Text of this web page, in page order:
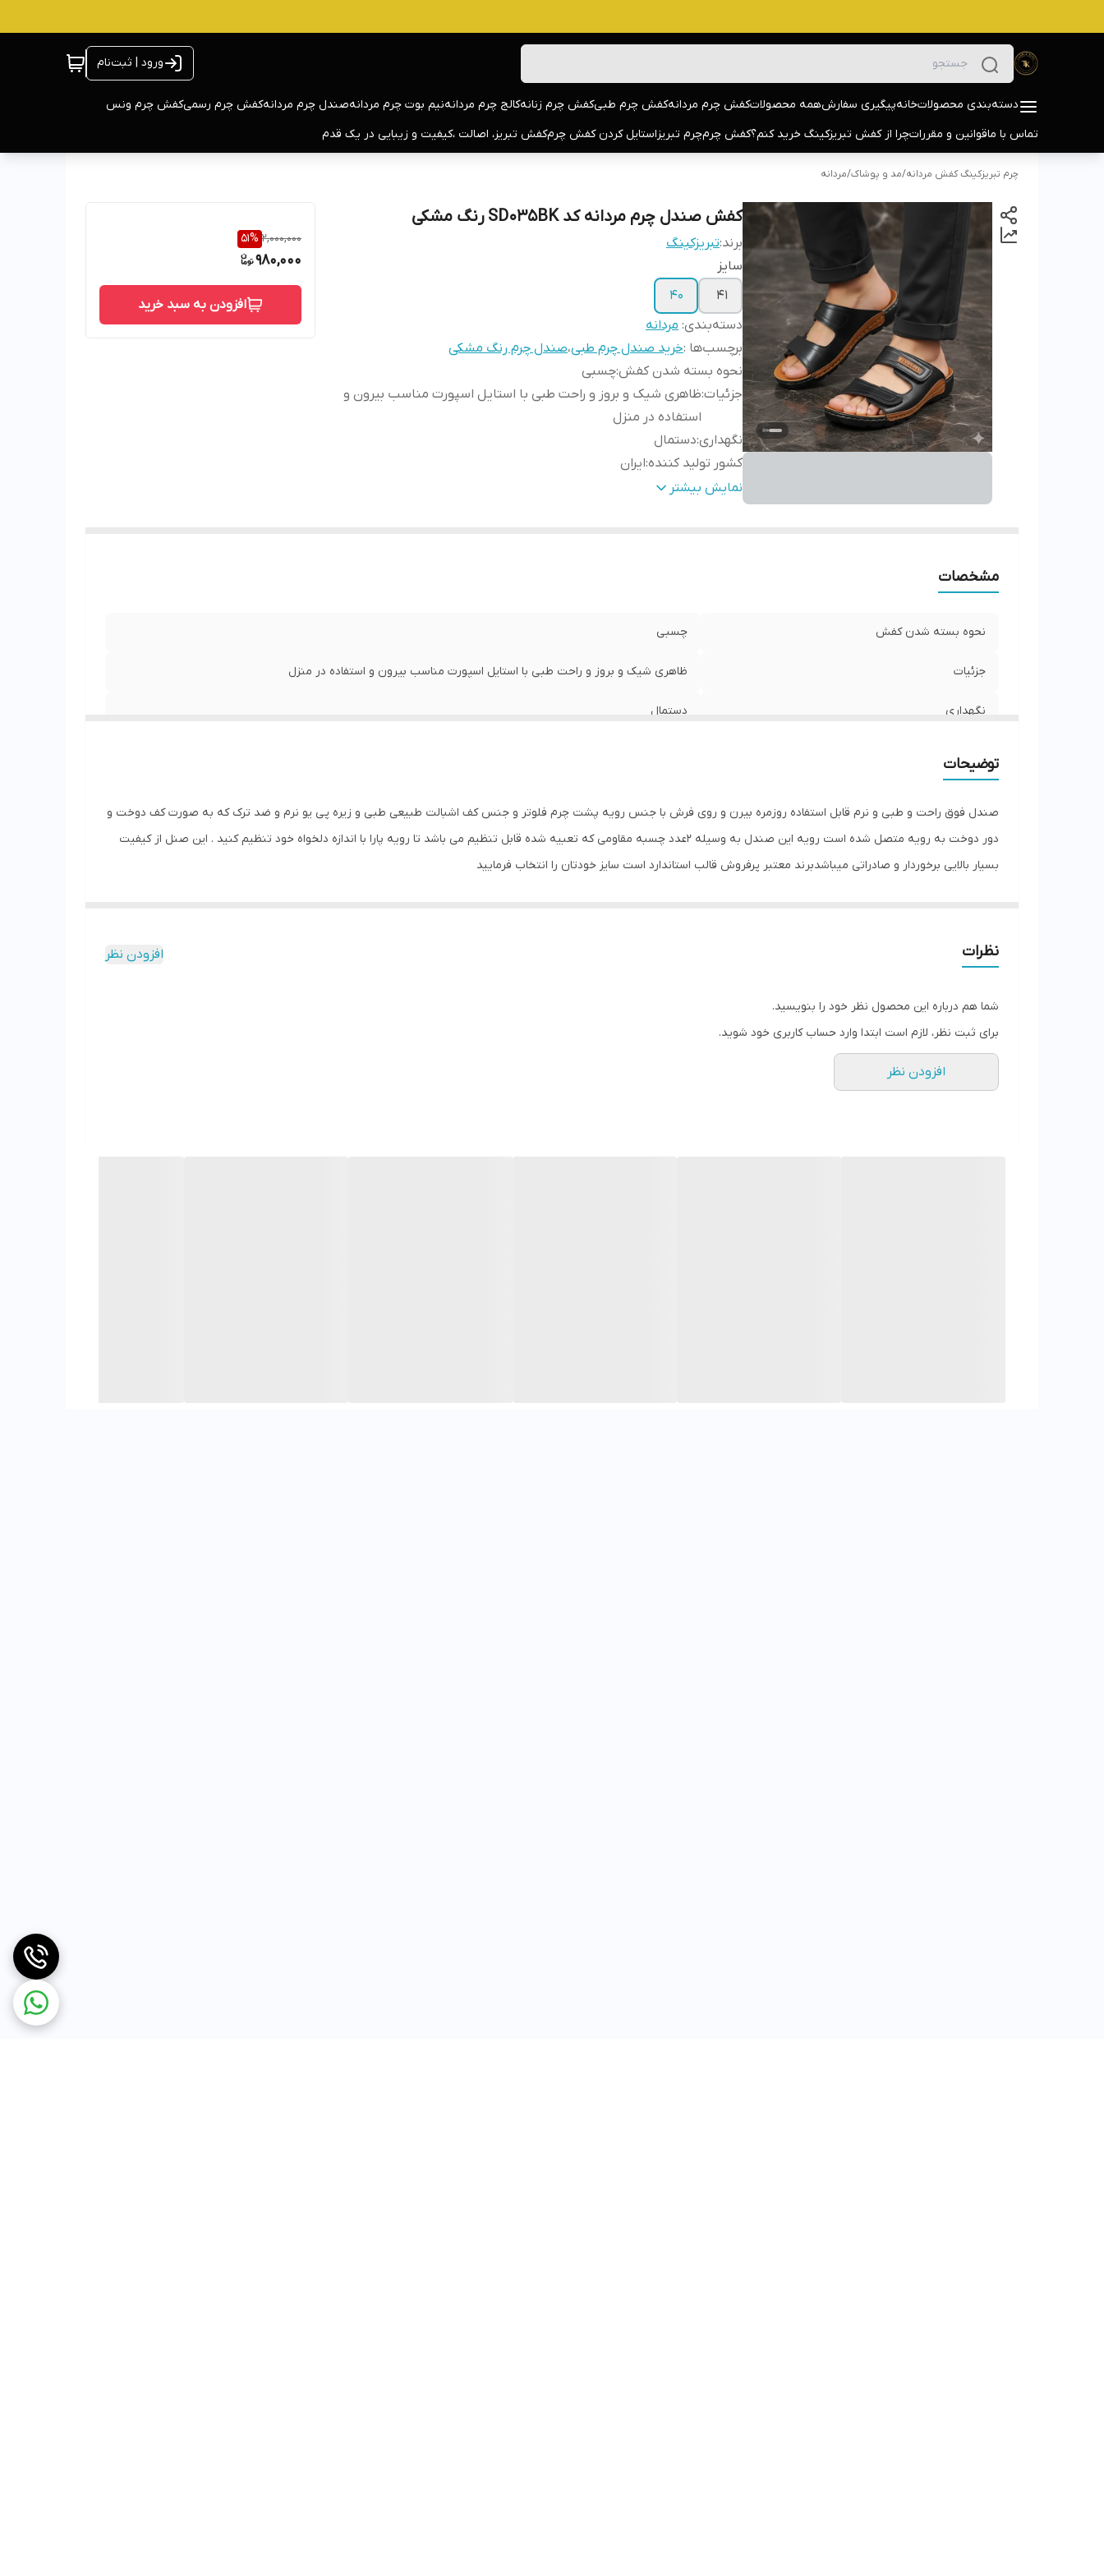
ورود | ثبت‌نام
دسته‌بندی محصولاتخانهپیگیری سفارشهمه محصولاتکفش چرم مردانهکفش چرم طبیکفش چرم زنانهکالج چرم مردانهنیم بوت چرم مردانهصندل چرم مردانهکفش چرم رسمیکفش چرم ونس
تماس با ماقوانین و مقرراتچرا از کفش تبریزکینگ خرید کنم؟کفش چرمچرم تبریزاستایل کردن کفش چرمکفش تبریز، اصالت ،کیفیت و زیبایی در یک قدم
چرم تبریزکینگ کفش مردانه/مد و پوشاک/مردانه
کفش صندل چرم مردانه کد SD035BK رنگ مشکی
برند:تبریزکینگ
سایز
41
40
دسته‌بندی: مردانه
برچسب‌ها :خرید صندل چرم طبی،صندل چرم رنگ مشکی
نحوه بسته شدن کفش:چسبی
جزئیات:ظاهری شیک و بروز و راحت طبی با استایل اسپورت مناسب بیرون و
استفاده در منزل
نگهداری:دستمال
کشور تولید کننده:ایران
جنس چرم مصنوعی
نمایش بیشتر
2,000,000
51%
980,000
افزودن به سبد خرید
مشخصات
نحوه بسته شدن کفش چسبی
جزئیات ظاهری شیک و بروز و راحت طبی با استایل اسپورت مناسب بیرون و استفاده در منزل
نگهداری دستمال
توضیحات
صندل فوق راحت و طبی و نرم قابل استفاده روزمره بیرن و روی فرش با جنس رویه پشت چرم فلوتر و جنس کف اشبالت طبیعی طبی و زیره پی یو نرم و ضد ترک که به صورت کف دوخت و
دور دوخت به رویه متصل شده است رویه این صندل به وسیله 2عدد چسبه مقاومی که تعبیه شده قابل تنظیم می باشد تا رویه پارا با اندازه دلخواه خود تنظیم کنید . این صنل از کیفیت
بسیار بالایی برخوردار و صادراتی میباشدبرند معتبر پرفروش قالب استاندارد است سایز خودتان را انتخاب فرمایید
نظرات افزودن نظر
شما هم درباره این محصول نظر خود را بنویسید.
برای ثبت نظر، لازم است ابتدا وارد حساب کاربری خود شوید.
افزودن نظر